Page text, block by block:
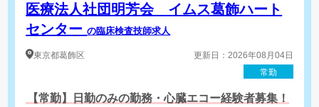
医療法人社団明芳会 イムス葛飾ハート
センターの臨床検査技師求人
東京都葛飾区
更新日：2026年08月04日
常勤
【常勤】日勤のみの勤務・心臓エコー経験者募集！